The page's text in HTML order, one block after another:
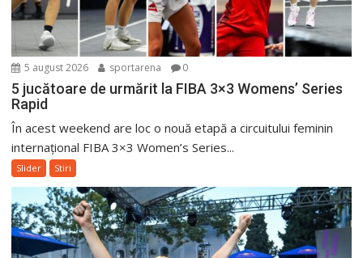
5 august 2026 sportarena 0
5 jucătoare de urmărit la FIBA 3×3 Womens’ Series
Rapid
În acest weekend are loc o nouă etapă a circuitului feminin
internațional FIBA 3×3 Women’s Series...
Slider Stiri